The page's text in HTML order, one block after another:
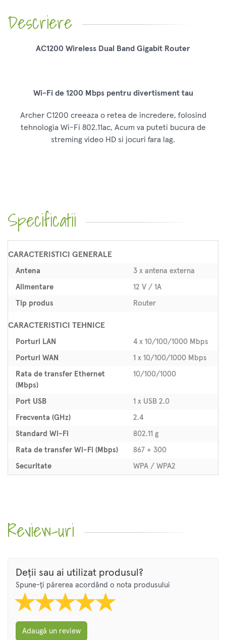
Descriere
AC1200 Wireless Dual Band Gigabit Router
Wi-Fi de 1200 Mbps pentru divertisment tau
Archer C1200 creeaza o retea de incredere, folosind
tehnologia Wi-Fi 802.11ac, Acum va puteti bucura de
streming video HD si jocuri fara lag.
Specificatii
CARACTERISTICI GENERALE
Antena 3 x antena externa
Alimentare 12 V / 1A
Tip produs Router
CARACTERISTICI TEHNICE
Porturi LAN 4 x 10/100/1000 Mbps
Porturi WAN 1 x 10/100/1000 Mbps
Rata de transfer Ethernet
(Mbps)
10/100/1000
Port USB 1 x USB 2.0
Frecventa (GHz) 2.4
Standard Wi-Fi 802.11 g
Rata de transfer Wi-Fi (Mbps) 867 + 300
Securitate WPA / WPA2
Review-uri
Deții sau ai utilizat produsul?
Spune-ți părerea acordând o nota produsului
Adaugă un review